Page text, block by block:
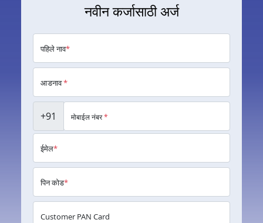
नवीन कर्जासाठी अर्ज
पहिले नाव*
आडनाव*
+91 मोबाईल नंबर*
ईमेल*
पिन कोड*
Customer PAN Card